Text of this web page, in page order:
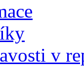
v